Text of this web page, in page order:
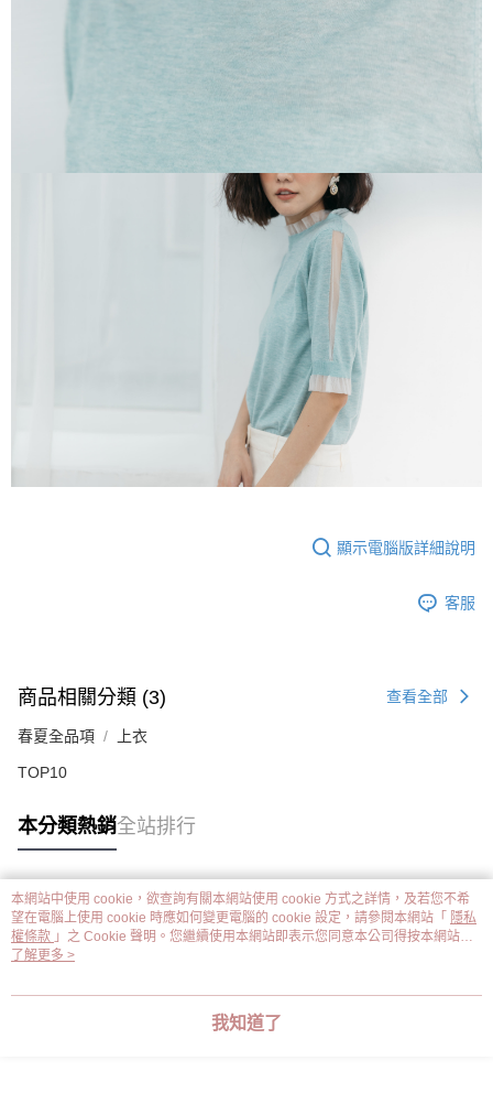
顯示電腦版詳細說明
客服
商品相關分類 (3) 查看全部
春夏全品項 上衣
TOP10
本分類熱銷全站排行
熱門標籤
本網站中使用 cookie，欲查詢有關本網站使用 cookie 方式之詳情，及若您不希
望在電腦上使用 cookie 時應如何變更電腦的 cookie 設定，請參閱本網站「 隱私
權條款 」之 Cookie 聲明。您繼續使用本網站即表示您同意本公司得按本網站使
用條款之 Cookie 聲明使用 cookie。
了解更多 >
我知道了